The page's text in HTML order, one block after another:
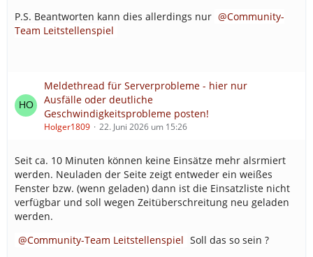
P.S. Beantworten kann dies allerdings nur
Community-
Team Leitstellenspiel
Meldethread für Serverprobleme - hier nur
Ausfälle oder deutliche
Geschwindigkeitsprobleme posten!
Holger1809 22. Juni 2026 um 15:26
Seit ca. 10 Minuten können keine Einsätze mehr alsrmiert
werden. Neuladen der Seite zeigt entweder ein weißes
Fenster bzw. (wenn geladen) dann ist die Einsatzliste nicht
verfügbar und soll wegen Zeitüberschreitung neu geladen
werden.
Community-Team Leitstellenspiel Soll das so sein ?